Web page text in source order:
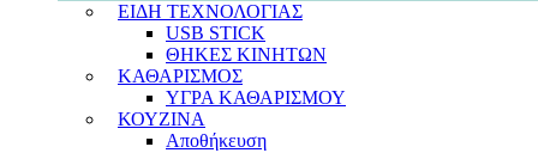
ΕΙΔΗ ΤΕΧΝΟΛΟΓΙΑΣ
USB STICK
ΘΗΚΕΣ ΚΙΝΗΤΩΝ
ΚΑΘΑΡΙΣΜΟΣ
ΥΓΡΑ ΚΑΘΑΡΙΣΜΟΥ
ΚΟΥΖΙΝΑ
Αποθήκευση